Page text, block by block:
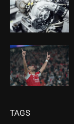
TAGS